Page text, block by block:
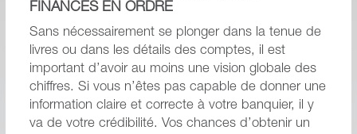
FINANCES EN ORDRE
Sans nécessairement se plonger dans la tenue de
livres ou dans les détails des comptes, il est
important d’avoir au moins une vision globale des
chiffres. Si vous n’êtes pas capable de donner une
information claire et correcte à votre banquier, il y
va de votre crédibilité. Vos chances d’obtenir un